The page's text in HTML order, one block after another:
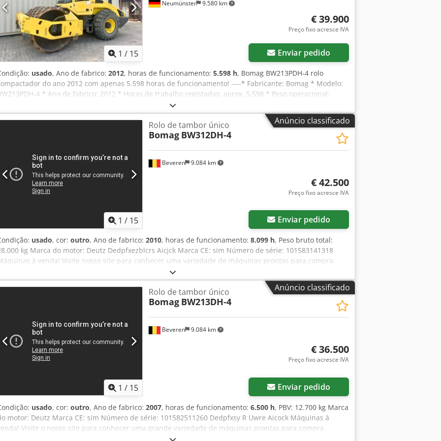
1 / 15
Neumünster 9.580 km
€ 39.900
Preço fixo acresce IVA
Enviar pedido
usado, Ano de fabrico: 2012, horas de funcionamento: 5.598 h, Bomag BW213PDH-4 rolo
do ano 2012 com apenas 5.598 horas de funcionamento! ----* Fabricante: Bomag * Modelo:
4 * Ano de fabrico: 2012 * Horas de trabalho registadas: aprox. 5.598 * Peso operacional:
13.100 KG * Ar condicionado * Máquina alemã * 119 KW * Motor Deutz Diesel * Mais fotos e vídeo
mediante pedido * Preço: 39.900 Euros, líquido + 19% IVA ----Para mais informações, por favor
ligue: For more question please call: Erik Kortum: WhatsApp Kai Kortum: WhatsApp Dcsdpfjyt Uirjx Aicjk
Todas as informações fornecidas sem garantia, sujeito a erros e venda antecipada.
Anúncio classificado
1 / 15
Beveren 9.084 km
Rolo de tambor único
Bomag BW312DH-4
€ 42.500
Preço fixo acresce IVA
Enviar pedido
usado, cor: outro, Ano de fabrico: 2010, horas de funcionamento: 8.099 h, Peso bruto total:
kg Marca do motor: Deutz Dedpfxezblcrs Aicjck Marca CE: sim Número de série: 101583141318
à venda! Visite nosso site para conhecer uma variedade de máquinas prontas para compra.
Temos mais opções disponíveis além das listadas online, então sinta-se à vontade para nos ligar ou enviar
e-mail a qualquer momento. Todas as nossas máquinas são totalmente revisadas e verificadas quanto
à confiabilidade. Precisa de fotos? Basta entrar em contato conosco e as enviaremos prontamente.
Oferecemos atendimento em holandês, inglês, francês, alemão, espanhol e russo. Descubra nossa ampla
Anúncio classificado
1 / 15
Beveren 9.084 km
Rolo de tambor único
Bomag BW213DH-4
€ 36.500
Preço fixo acresce IVA
Enviar pedido
usado, cor: outro, Ano de fabrico: 2007, horas de funcionamento: 6.500 h, PBV: 12.700 kg Marca
motor: Deutz Marca CE: sim Número de série: 101582511260 Dedpfxsy R Uwre Aicock Máquinas à
Visite o nosso site para conhecer uma grande variedade de máquinas prontas para compra.
Temos mais opções além das exibidas online, então sinta-se à vontade para nos ligar ou enviar um e-mail